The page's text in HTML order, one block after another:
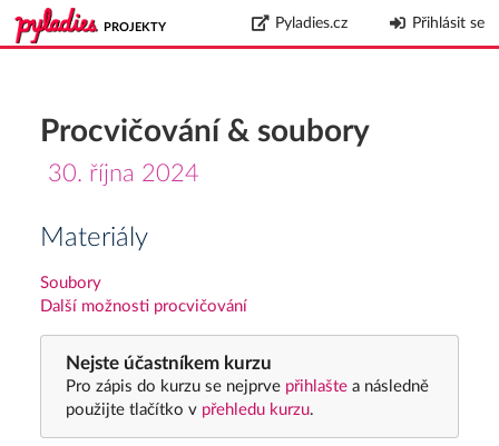
PROJEKTY Pyladies.cz Přihlásit se
Procvičování & soubory
30. října 2024
Materiály
Soubory
Další možnosti procvičování
Nejste účastníkem kurzu
Pro zápis do kurzu se nejprvepřihlašte a následně
použijte tlačítko vpřehledu kurzu.